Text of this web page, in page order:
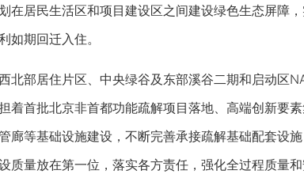
在居民生活区和项目建设区之间建设绿色生态屏障
如期回迁入住。
部居住片区、中央绿谷及东部溪谷二期和启动区
着首批北京非首都功能疏解项目落地、高端创新要
廊等基础设施建设，不断完善承接疏解基础配套设
质量放在第一位，落实各方责任，强化全过程质量